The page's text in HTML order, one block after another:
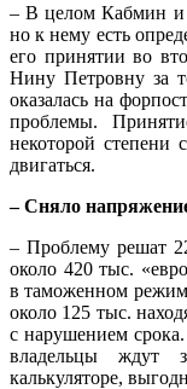
– В целом Кабмин и
но к нему есть
его принятии во
Нину Петровну за
оказалась на
проблемы.
некоторой степени
двигаться.
– Сняло
– Проблему решат
около 420 тыс.
в таможенном
около 125 тыс.
с нарушением
владельцы ждут
калькуляторе,